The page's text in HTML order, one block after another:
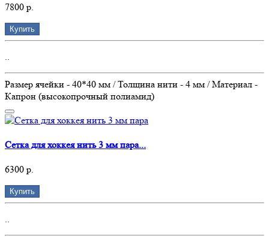
7800 р.
Купить
..
Размер ячейки - 40*40 мм / Толщина нити - 4 мм / Материал -
Капрон (высокопрочный полиамид)
Сетка для хоккея нить 3 мм пара...
6300 р.
Купить
..